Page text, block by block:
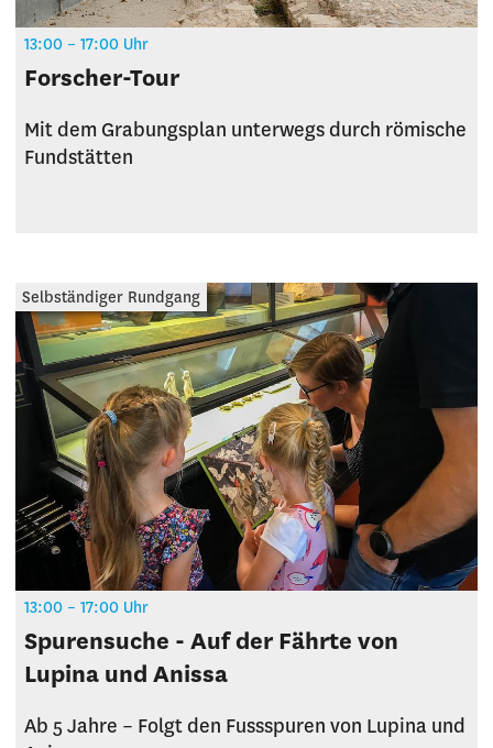
13:00 – 17:00 Uhr
Forscher-Tour
Mit dem Grabungsplan unterwegs durch römische
Fundstätten
13:00 – 17:00 Uhr
Spurensuche - Auf der Fährte von
Lupina und Anissa
Ab 5 Jahre – Folgt den Fussspuren von Lupina und
Selbständiger Rundgang